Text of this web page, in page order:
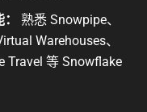
熟悉 Snowpipe、
Warehouses、
Travel 等 Snowflake